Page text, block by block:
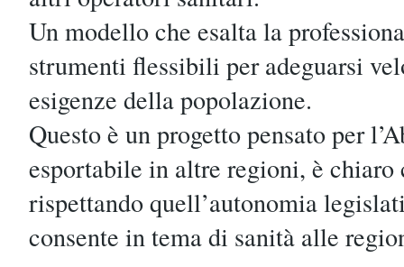
Un modello che esalta la
strumenti flessibili per adeguarsi
esigenze della popolazione.
Questo è un progetto pensato per
esportabile in altre regioni, è chiaro
rispettando quell’autonomia
consente in tema di sanità alle